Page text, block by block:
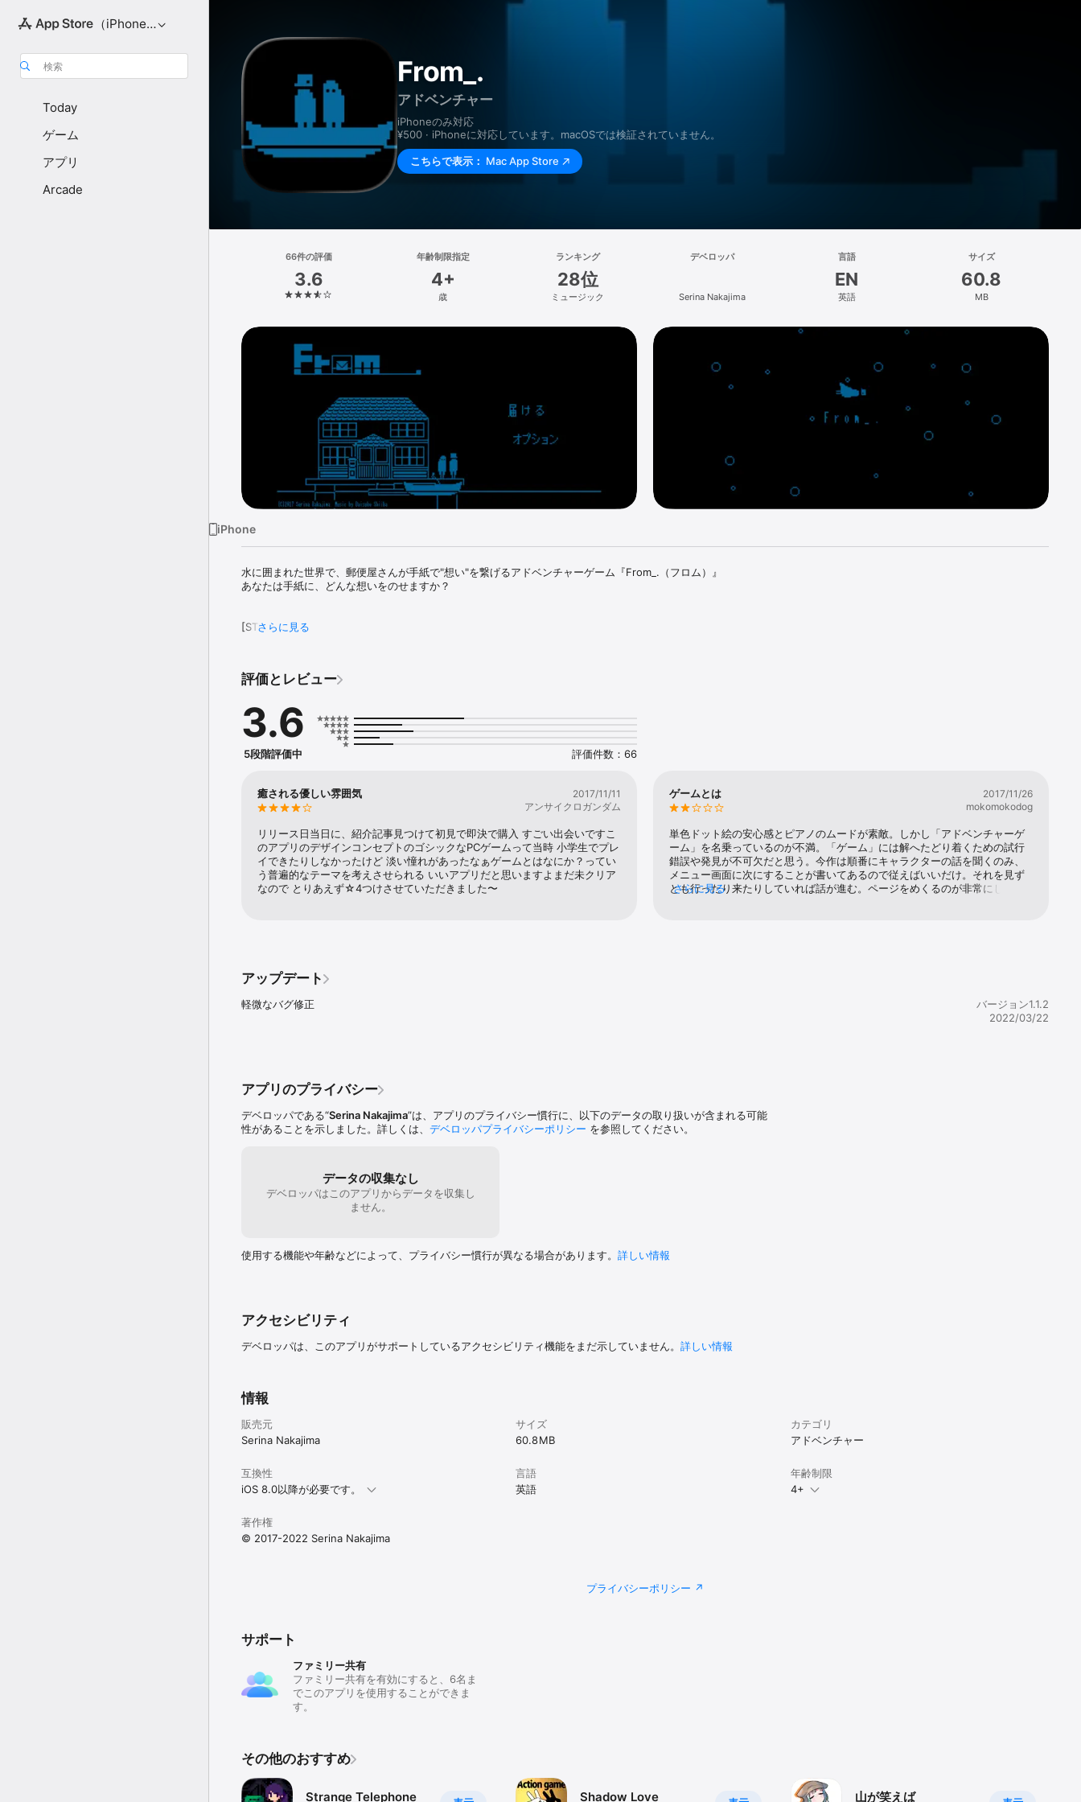
（iPhone向け）
検索
Today
ゲーム
アプリ
Arcade
From_.
アドベンチャー
iPhoneのみ対応
¥500 · iPhoneに対応しています。macOSでは検証されていません。
こちらで表示： Mac App Store
66件の評価
3.6
年齢制限指定
4+
歳
ランキング
28位
ミュージック
デベロッパ
Serina Nakajima
言語
EN
英語
サイズ
60.8
MB
iPhone
水に囲まれた世界で、郵便屋さんが手紙で"想い"を繋げるアドベンチャーゲーム『From_.（フロム）』
あなたは手紙に、どんな想いをのせますか？
[STORY]
手紙を届けることで繋がるそれぞれの「想い」によって、彼はある事実を知っていくのです。
ゲーム中に流れる音楽は、ピアノ生演奏を録音したものを使用しています。
さらに見る
評価とレビュー
3.6
5段階評価中 評価件数：66
癒される優しい雰囲気
2017/11/11
アンサイクロガンダム
リリース日当日に、紹介記事見つけて初見で即決で購入 すごい出会いですこ
のアプリのデザインコンセプトのゴシックなPCゲームって当時 小学生でプレ
イできたりしなかったけど 淡い憧れがあったなぁゲームとはなにか？ってい
う普遍的なテーマを考えさせられる いいアプリだと思いますよまだ未クリア
なので とりあえず☆4つけさせていただきました〜
ゲームとは
2017/11/26
mokomokodog
単色ドット絵の安心感とピアノのムードが素敵。しかし「アドベンチャーゲ
ーム」を名乗っているのが不満。「ゲーム」には解へたどり着くための試行
錯誤や発見が不可欠だと思う。今作は順番にキャラクターの話を聞くのみ、
メニュー画面に次にすることが書いてあるので従えばいいだけ。それを見ず
とも行ったり来たりしていれば話が進む。ページをめくるのが非常にしんど
さらに見る
アップデート
軽微なバグ修正
バージョン1.1.2
2022/03/22
アプリのプライバシー
デベロッパである“Serina Nakajima”は、アプリのプライバシー慣行に、以下のデータの取り扱いが含まれる可能
性があることを示しました。詳しくは、 デベロッパプライバシーポリシー を参照してください。
データの収集なし
デベロッパはこのアプリからデータを収集し
ません。
使用する機能や年齢などによって、プライバシー慣行が異なる場合があります。 詳しい情報
アクセシビリティ
デベロッパは、このアプリがサポートしているアクセシビリティ機能をまだ示していません。 詳しい情報
情報
販売元
Serina Nakajima
サイズ
60.8 MB
カテゴリ
アドベンチャー
互換性
iOS 8.0以降が必要です。
言語
英語
年齢制限
4+
著作権
© 2017-2022 Serina Nakajima
プライバシーポリシー
サポート
ファミリー共有
ファミリー共有を有効にすると、6名ま
でこのアプリを使用することができま
す。
その他のおすすめ
Strange Telephone Shadow Love 山が笑えば